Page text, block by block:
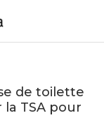
de toilette
TSA pour